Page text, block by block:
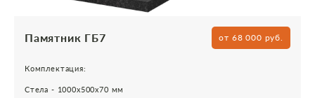
Памятник ГБ7 от 68 000 руб.
Комплектация:
Стела - 1000х500х70 мм